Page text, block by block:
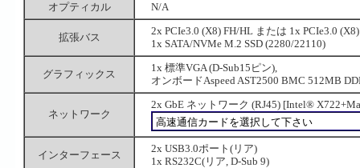
オプティカル
N/A
拡張バス
2x PCIe3.0 (X8) FH/HL または 1x PCIe3.0
1x SATA/NVMe M.2 SSD (2280/22110)
グラフィックス
1x 標準VGA (D-Sub15ピン),
オンボードAspeed AST2500 BMC 512MB
ネットワーク
2x GbE ネットワーク (RJ45) [Intel®
インターフェース
2x USB3.0ポート(リア)
1x RS232C(リア, D-Sub 9)